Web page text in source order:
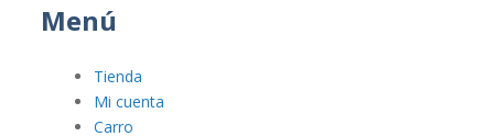
Menú
Tienda
Mi cuenta
Carro